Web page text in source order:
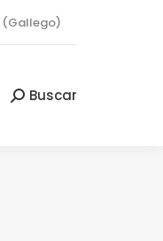
(Gallego)
Buscar:
Buscar
Buscar